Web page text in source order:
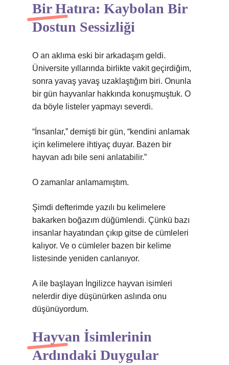
Bir Hatıra: Kaybolan Bir
Dostun Sessizliği
O an aklıma eski bir arkadaşım geldi.
Üniversite yıllarında birlikte vakit geçirdiğim,
sonra yavaş yavaş uzaklaştığım biri. Onunla
bir gün hayvanlar hakkında konuşmuştuk. O
da böyle listeler yapmayı severdi.
“İnsanlar,” demişti bir gün, “kendini anlamak
için kelimelere ihtiyaç duyar. Bazen bir
hayvan adı bile seni anlatabilir.”
O zamanlar anlamamıştım.
Şimdi defterimde yazılı bu kelimelere
bakarken boğazım düğümlendi. Çünkü bazı
insanlar hayatından çıkıp gitse de cümleleri
kalıyor. Ve o cümleler bazen bir kelime
listesinde yeniden canlanıyor.
A ile başlayan İngilizce hayvan isimleri
nelerdir diye düşünürken aslında onu
düşünüyordum.
Hayvan İsimlerinin
Ardındaki Duygular